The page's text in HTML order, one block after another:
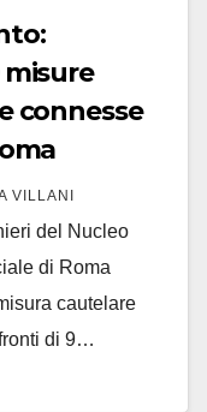
connesse
VILLANI
del Nucleo
di Roma
cautelare
di 9…